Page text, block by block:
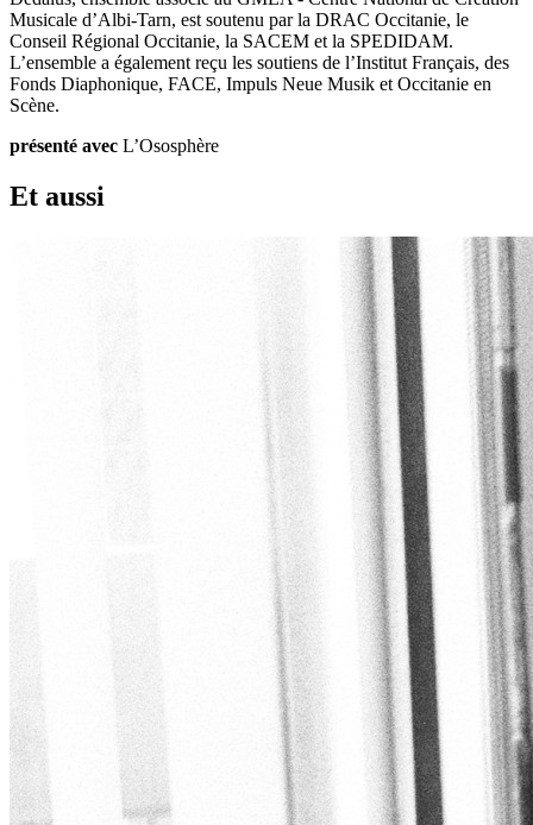
Musicale d’Albi-Tarn, est soutenu par la DRAC Occitanie, le
Conseil Régional Occitanie, la SACEM et la SPEDIDAM.
L’ensemble a également reçu les soutiens de l’Institut Français, des
Fonds Diaphonique, FACE, Impuls Neue Musik et Occitanie en
Scène.
présenté avec L’Ososphère
Et aussi